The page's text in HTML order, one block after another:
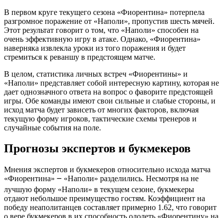
В первом круге текущего сезона «Фиорентина» потерпела
разгромное поражение от «Наполи», пропустив шесть мячей.
Этот результат говорит о том, что «Наполи» способен на
очень эффективную игру в атаке. Однако, «Фиорентина»
наверняка извлекла уроки из того поражения и будет
стремиться к реваншу в предстоящем матче.
В целом, статистика личных встреч «Фиорентины» и
«Наполи» представляет собой интересную картину, которая не
дает однозначного ответа на вопрос о фаворите предстоящей
игры. Обе команды имеют свои сильные и слабые стороны, и
исход матча будет зависеть от многих факторов, включая
текущую форму игроков, тактические схемы тренеров и
случайные события на поле.
Прогнозы экспертов и букмекеров
Мнения экспертов и букмекеров относительно исхода матча
«Фиорентина» ౼ «Наполи» разделились. Несмотря на не
лучшую форму «Наполи» в текущем сезоне, букмекеры
отдают небольшое преимущество гостям. Коэффициент на
победу неаполитанцев составляет примерно 1.62, что говорит